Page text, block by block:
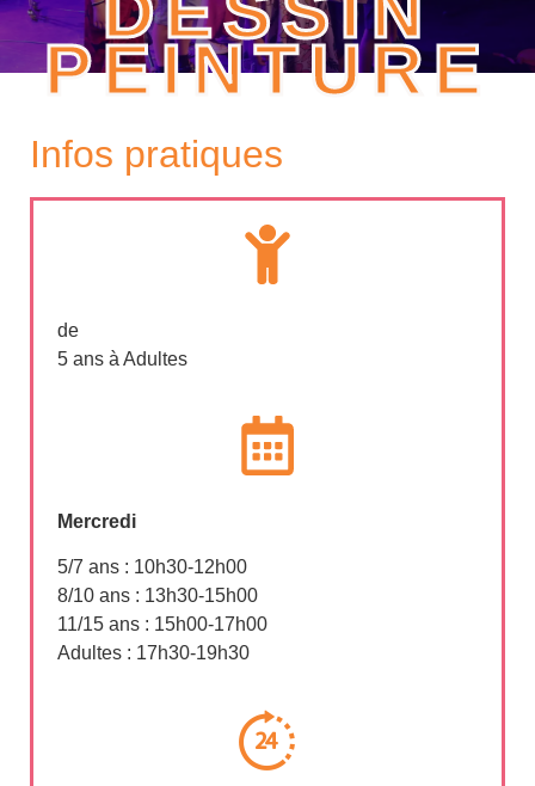
PEINTURE
Infos pratiques
de
5 ans à Adultes
Mercredi
5/7 ans : 10h30-12h00
8/10 ans : 13h30-15h00
11/15 ans : 15h00-17h00
Adultes : 17h30-19h30